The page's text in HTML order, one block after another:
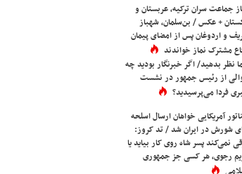
جماعت سران ترکیه، عربستان و
+ عکس / بن‌سلمان، شهباز
و اردوغان پس از امضای پیمان
مشترک نماز خواندند
نظر بدهید/ اگر خبرنگار بودید چه
از رئیس جمهور در نشست
فردا می‌پرسیدید؟
آمریکایی خواهان ارسال اسلحه
شورش در ایران شد / تد کروز:
نمی‌کند پسر شاه روی کار بیاید یا
رجوی، هر کسی جز جمهوری